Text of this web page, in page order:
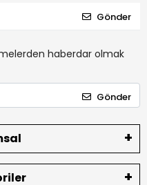
Gönder
haberdar olmak
Gönder